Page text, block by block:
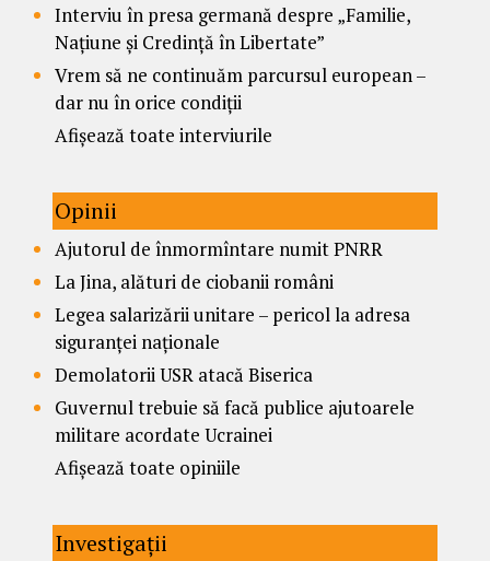
Interviu în presa germană despre „Familie,
Națiune și Credință în Libertate”
Vrem să ne continuăm parcursul european –
dar nu în orice condiții
Afișează toate interviurile
Opinii
Ajutorul de înmormîntare numit PNRR
La Jina, alături de ciobanii români
Legea salarizării unitare – pericol la adresa
siguranței naționale
Demolatorii USR atacă Biserica
Guvernul trebuie să facă publice ajutoarele
militare acordate Ucrainei
Afișează toate opiniile
Investigații